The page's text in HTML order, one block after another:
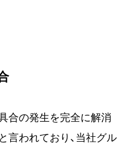
合の発生を完全に解消
言われており、当社グル